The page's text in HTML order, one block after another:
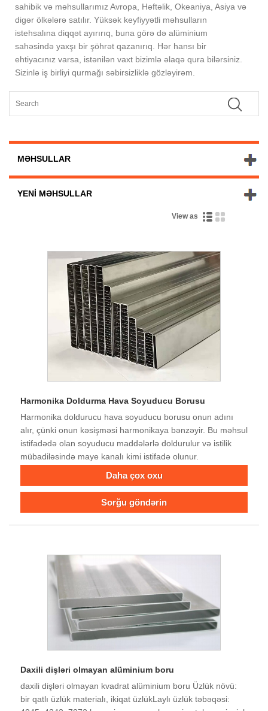
sahibik və məhsullarımız Avropa, Həftəlik, Okeaniya, Asiya və
digər ölkələrə satılır. Yüksək keyfiyyətli məhsulların
istehsalına diqqət ayırırıq, buna görə də alüminium
sahəsində yaxşı bir şöhrət qazanırıq. Hər hansı bir
ehtiyacınız varsa, istənilən vaxt bizimlə əlaqə qura bilərsiniz.
Sizinlə iş birliyi qurmağı səbirsizliklə gözləyirəm.
MƏHSULLAR
YENI MƏHSULLAR
View as
Harmonika Doldurma Hava Soyuducu Borusu
Harmonika doldurucu hava soyuducu borusu onun adını
alır, çünki onun kəsişməsi harmonikaya bənzəyir. Bu məhsul
istifadədə olan soyuducu maddələrlə doldurulur və istilik
mübadiləsində maye kanalı kimi istifadə olunur.
Daha çox oxu
Sorğu göndərin
Daxili dişləri olmayan alüminium boru
daxili dişləri olmayan kvadrat alüminium boru Üzlük növü:
bir qatlı üzlük materialı, ikiqat üzlükLaylı üzlük təbəqəsi: